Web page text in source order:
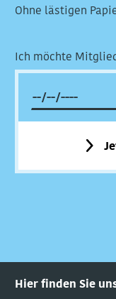
Ohne lästigen
Ich möchte
Hier finden Sie